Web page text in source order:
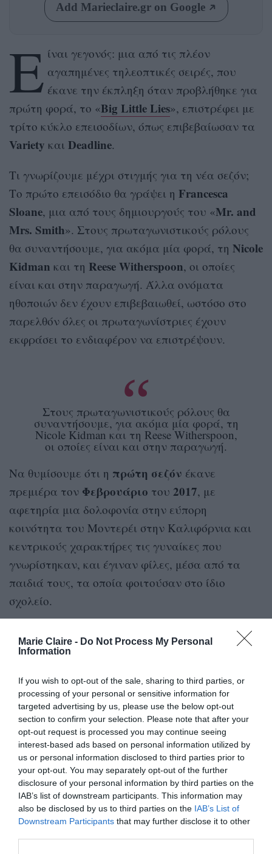
Marie Claire - Do Not Process My Personal
Information
If you wish to opt-out of the sale, sharing to third parties, or
processing of your personal or sensitive information for
targeted advertising by us, please use the below opt-out
section to confirm your selection. Please note that after your
opt-out request is processed you may continue seeing
interest-based ads based on personal information utilized by
us or personal information disclosed to third parties prior to
your opt-out. You may separately opt-out of the further
disclosure of your personal information by third parties on the
IAB’s list of downstream participants. This information may
also be disclosed by us to third parties on the IAB’s List of
Downstream Participants that may further disclose it to other
Add Marieclaire.gr on Google
Ε ίναι γεγονός: μια από τις πλέον
αγαπημένες τηλεοπτικές σειρές, που
έκανε την έκπληξη όταν προβλήθηκε για
πρώτη φορά, το «Big Little Lies», επιστρέφει με
τρίτο κύκλο επεισοδίων, όπως επιβεβαίωσαν τα
Variety και Deadline.
Τι γνωρίζουμε μέχρι στιγμής για τη νέα σεζόν;
Το πρώτο επεισόδιο θα γράψει η Francesca
Sloane, μια από τους δημιουργούς του «Mr. and
Mrs. Smith». Στους πρωταγωνιστικούς ρόλους
θα συναντήσουμε, για ακόμα μία φορά, τη Nicole
Kidman και τη Reese Witherspoon, οι οποίες
είναι και στην παραγωγή. Άλλα ονόματα
ηθοποιών δεν έχουν επιβεβαιωθεί, ωστόσο στο
παρελθόν όλες οι πρωταγωνίστριες έχουν
εκφράσει το ενδιαφέρον να επιστρέψουν.
Στους πρωταγωνιστικούς ρόλους θα
συναντήσουμε, για ακόμα μία φορά, τη
Nicole Kidman και τη Reese Witherspoon,
οι οποίες είναι και στην παραγωγή.
Να θυμίσουμε ότι η πρώτη σεζόν έκανε
πρεμιέρα τον Φεβρουάριο του 2017, με
αφετηρία μια δολοφονία στην εύπορη
κοινότητα του Μοντερέι στην Καλιφόρνια και
κεντρικούς χαρακτήρες τις γυναίκες που
γνωρίστηκαν, και έγιναν φίλες, μέσα από τα
παιδιά τους, τα οποία φοιτούσαν στο ίδιο
σχολείο.
Witherspoon, Shailene Woodley, Laura Dern, Zoë
Tupper, Jeffrey Nordling και Adam Scott.
Η πρώτη σεζόν έκανε πρεμιέρα τον
Φεβρουάριο του 2017, με αφετηρία μια
δολοφονία στην εύπορη κοινότητα του
Μοντερέι στην Καλιφόρνια και
κεντρικούς χαρακτήρες τις γυναίκες
που γνωρίστηκαν, και έγιναν φίλες,
μέσα από τα παιδιά τους, τα οποία
φοιτούσαν στο ίδιο σχολείο.